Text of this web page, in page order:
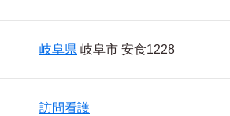
岐阜県 岐阜市 安食1228
訪問看護